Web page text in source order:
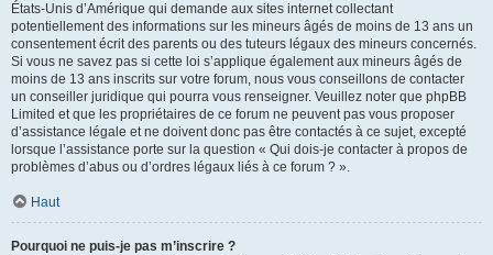
États-Unis d’Amérique qui demande aux sites internet collectant
potentiellement des informations sur les mineurs âgés de moins de 13 ans un
consentement écrit des parents ou des tuteurs légaux des mineurs concernés.
Si vous ne savez pas si cette loi s’applique également aux mineurs âgés de
moins de 13 ans inscrits sur votre forum, nous vous conseillons de contacter
un conseiller juridique qui pourra vous renseigner. Veuillez noter que phpBB
Limited et que les propriétaires de ce forum ne peuvent pas vous proposer
d’assistance légale et ne doivent donc pas être contactés à ce sujet, excepté
lorsque l’assistance porte sur la question « Qui dois-je contacter à propos de
problèmes d’abus ou d’ordres légaux liés à ce forum ? ».
Haut
Pourquoi ne puis-je pas m’inscrire ?